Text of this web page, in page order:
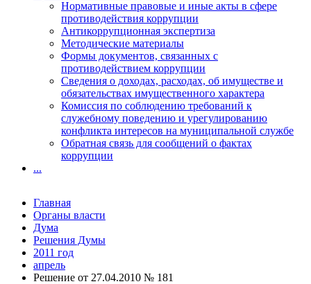
Нормативные правовые и иные акты в сфере
противодействия коррупции
Антикоррупционная экспертиза
Методические материалы
Формы документов, связанных с
противодействием коррупции
Сведения о доходах, расходах, об имуществе и
обязательствах имущественного характера
Комиссия по соблюдению требований к
служебному поведению и урегулированию
конфликта интересов на муниципальной службе
Обратная связь для сообщений о фактах
коррупции
...
Главная
Органы власти
Дума
Решения Думы
2011 год
апрель
Решение от 27.04.2010 № 181